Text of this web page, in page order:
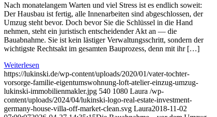
Nach monatelangem Warten und viel Stress ist es endlich soweit:
Der Hausbau ist fertig, alle Innenarbeiten sind abgeschlossen, der
Umzug steht bevor. Doch bevor Sie die Schlüssel in die Hand
nehmen, steht ein juristisch entscheidender Akt an — die
Bauabnahme. Sie ist kein lästiger Verwaltungsschritt, sondern der
wichtigste Rechtsakt im gesamten Bauprozess, denn mit ihr […]
Weiterlesen
https://lukinski.de/wp-content/uploads/2020/01/vater-tochter-
vorsorge-familie-eigentumswohnung-loft-atelier-einzug-umzug-
lukinski-immobilienmakler.jpg 540 1080 Laura /wp-
content/uploads/2024/04/lukinski-logo-real-estate-investment-
germany-house-villa-off-market-clean.svg Laura2018-11-02